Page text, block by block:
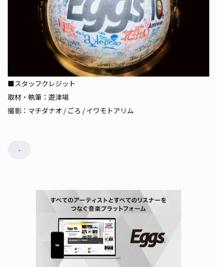
■スタッフクレジット
取材・執筆：遊津場
撮影：マチダナオ / ごろ / イワモトアリム
+